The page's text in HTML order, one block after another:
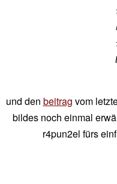
und den beitrag vom
bildes noch einmal
r4pun2el fürs